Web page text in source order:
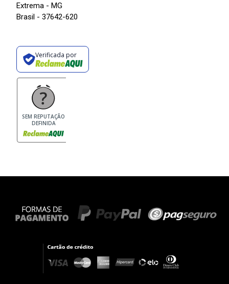
Extrema - MG
Brasil - 37642-620
Verificada por
SEM REPUTAÇÃO
DEFINIDA